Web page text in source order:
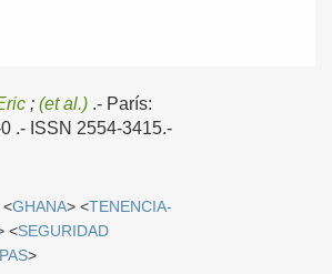
;(et al.) .- París:
.- ISSN 2554-3415.-
<GHANA> <TENENCIA-
<SEGURIDAD
>